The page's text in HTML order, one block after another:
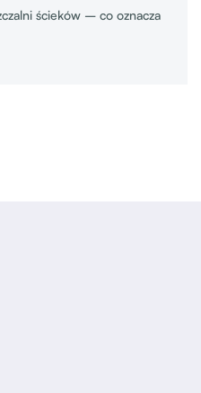
ścieków – co oznacza